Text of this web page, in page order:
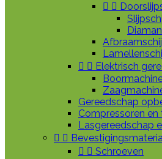
 
  Elektrisch
Gereedschap
Compressoren
Lasgereedschap
 
  Schroeven